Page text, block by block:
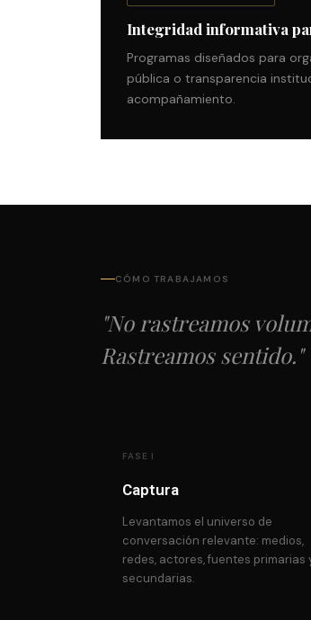
Integridad informativa
Programas diseñados para
pública o transparencia
acompañamiento.
CÓMO TRABAJAMOS
"No rastreamos
Rastreamos sentido."
FASE I
Captura
Levantamos el universo de
conversación relevante: medios,
redes, actores, fuentes primarias
secundarias.